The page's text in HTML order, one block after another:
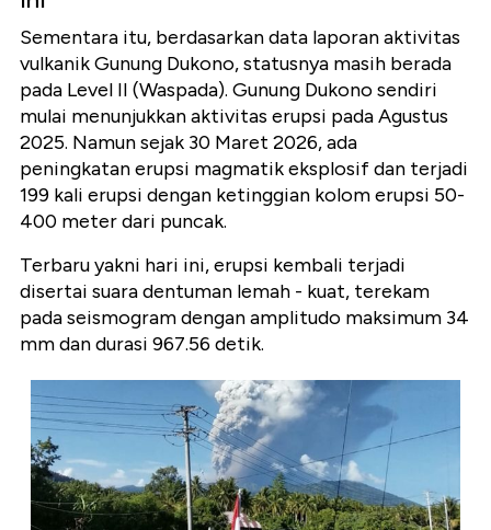
Sementara itu, berdasarkan data laporan aktivitas
vulkanik Gunung Dukono, statusnya masih berada
pada Level II (Waspada). Gunung Dukono sendiri
mulai menunjukkan aktivitas erupsi pada Agustus
2025. Namun sejak 30 Maret 2026, ada
peningkatan erupsi magmatik eksplosif dan terjadi
199 kali erupsi dengan ketinggian kolom erupsi 50-
400 meter dari puncak.
Terbaru yakni hari ini, erupsi kembali terjadi
disertai suara dentuman lemah - kuat, terekam
pada seismogram dengan amplitudo maksimum 34
mm dan durasi 967.56 detik.